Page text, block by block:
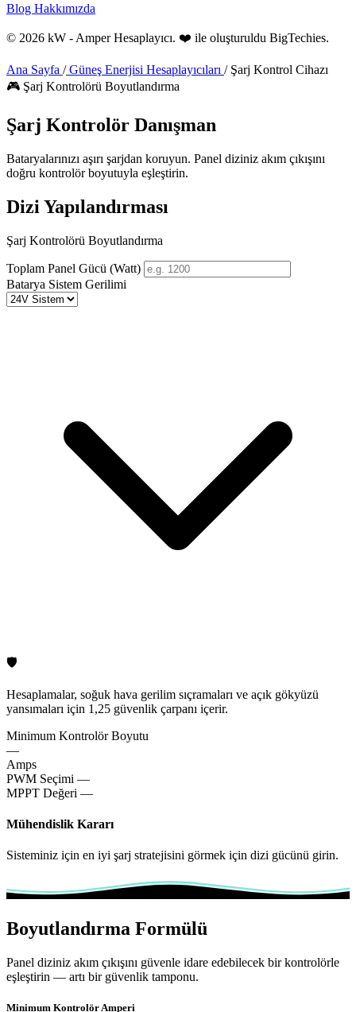
Blog Hakkımızda
© 2026 kW - Amper Hesaplayıcı. ❤️ ile oluşturuldu BigTechies.
Ana Sayfa /Güneş Enerjisi Hesaplayıcıları /Şarj Kontrol Cihazı
🎮 Şarj Kontrolörü Boyutlandırma
Şarj Kontrolör Danışman
Bataryalarınızı aşırı şarjdan koruyun. Panel diziniz akım çıkışını
doğru kontrolör boyutuyla eşleştirin.
Dizi Yapılandırması
Şarj Kontrolörü Boyutlandırma
Toplam Panel Gücü (Watt)
Batarya Sistem Gerilimi
🛡️
Hesaplamalar, soğuk hava gerilim sıçramaları ve açık gökyüzü
yansımaları için 1,25 güvenlik çarpanı içerir.
Minimum Kontrolör Boyutu
—
Amps
PWM Seçimi —
MPPT Değeri —
Mühendislik Kararı
Sisteminiz için en iyi şarj stratejisini görmek için dizi gücünü girin.
Boyutlandırma Formülü
Panel diziniz akım çıkışını güvenle idare edebilecek bir kontrolörle
eşleştirin — artı bir güvenlik tamponu.
Minimum Kontrolör Amperi